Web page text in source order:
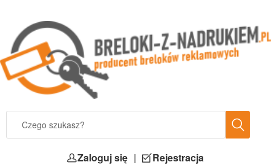
Zaloguj się | Rejestracja